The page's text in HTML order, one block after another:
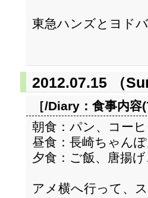
東急ハンズとヨド
2012.07.15 （
［/Diary： 食事内容
朝食：パン、コー
昼食：長崎ちゃん
夕食：ご飯、唐揚
アメ横へ行って、